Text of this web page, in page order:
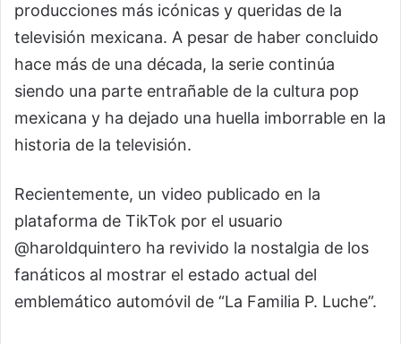
producciones más icónicas y queridas de la
televisión mexicana. A pesar de haber concluido
hace más de una década, la serie continúa
siendo una parte entrañable de la cultura pop
mexicana y ha dejado una huella imborrable en la
historia de la televisión.
Recientemente, un video publicado en la
plataforma de TikTok por el usuario
@haroldquintero ha revivido la nostalgia de los
fanáticos al mostrar el estado actual del
emblemático automóvil de “La Familia P. Luche”.